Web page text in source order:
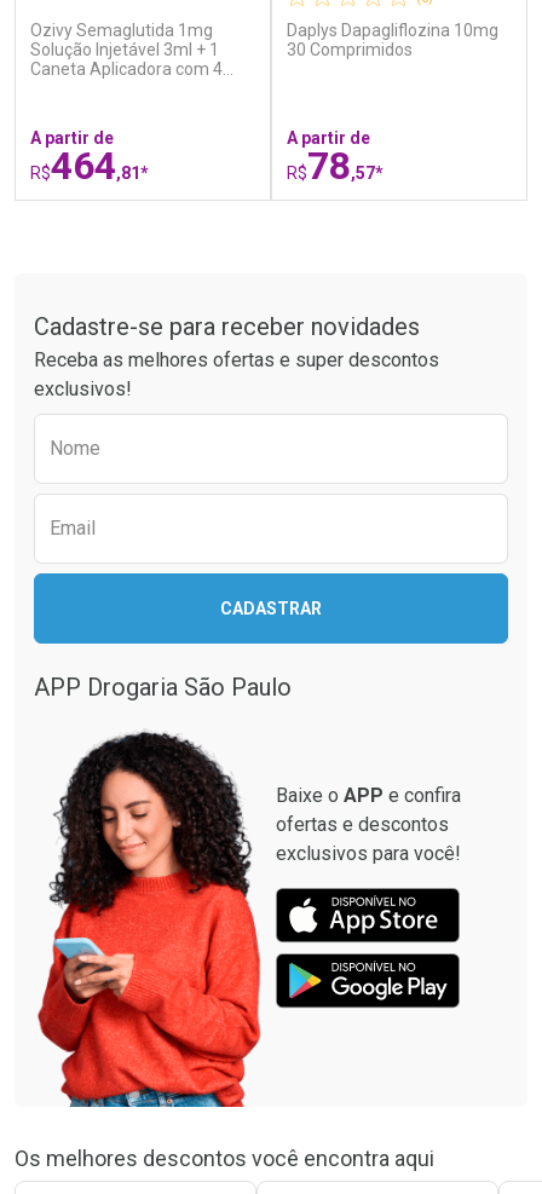
Ativar Desconto
Por R$ 55,19/cada
Comprar sem Desconto
Ativar Desconto
Por R$ 37,25/cada
Ozivy Semaglutida 1mg
Solução Injetável 3ml + 1
Caneta Aplicadora com 4
A partir de
R$464,81*
Comprar sem Desconto
Por R$ 664,02/cada
Comprar sem Desconto
Daplys Dapagliflozina 10mg
30 Comprimidos
A partir de
R$78,57*
Ativar Desconto
Comprar sem Desconto
Cadastre-se para receber novidades
Receba as melhores ofertas e super descontos
exclusivos!
Nome
Email
CADASTRAR
APP Drogaria São Paulo
Baixe o APP e confira
ofertas e descontos
exclusivos para você!
Os melhores descontos você encontra aqui